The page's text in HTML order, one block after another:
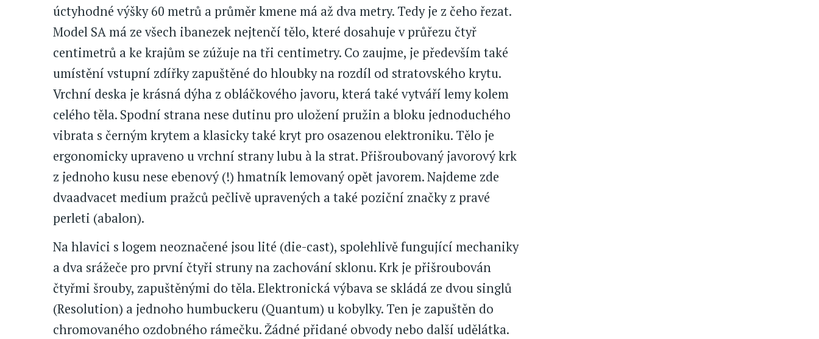
úctyhodné výšky 60 metrů a průměr kmene má až dva metry. Tedy je z čeho řezat.
Model SA má ze všech ibanezek nejtenčí tělo, které dosahuje v průřezu čtyř
centimetrů a ke krajům se zúžuje na tři centimetry. Co zaujme, je především také
umístění vstupní zdířky zapuštěné do hloubky na rozdíl od stratovského krytu.
Vrchní deska je krásná dýha z obláčkového javoru, která také vytváří lemy kolem
celého těla. Spodní strana nese dutinu pro uložení pružin a bloku jednoduchého
vibrata s černým krytem a klasicky také kryt pro osazenou elektroniku. Tělo je
ergonomicky upraveno u vrchní strany lubu à la strat. Přišroubovaný javorový krk
z jednoho kusu nese ebenový (!) hmatník lemovaný opět javorem. Najdeme zde
dvaadvacet medium pražců pečlivě upravených a také poziční značky z pravé
perleti (abalon).
Na hlavici s logem neoznačené jsou lité (die-cast), spolehlivě fungující mechaniky
a dva srážeče pro první čtyři struny na zachování sklonu. Krk je přišroubován
čtyřmi šrouby, zapuštěnými do těla. Elektronická výbava se skládá ze dvou singlů
(Resolution) a jednoho humbuckeru (Quantum) u kobylky. Ten je zapuštěn do
chromovaného ozdobného rámečku. Žádné přidané obvody nebo další udělátka.